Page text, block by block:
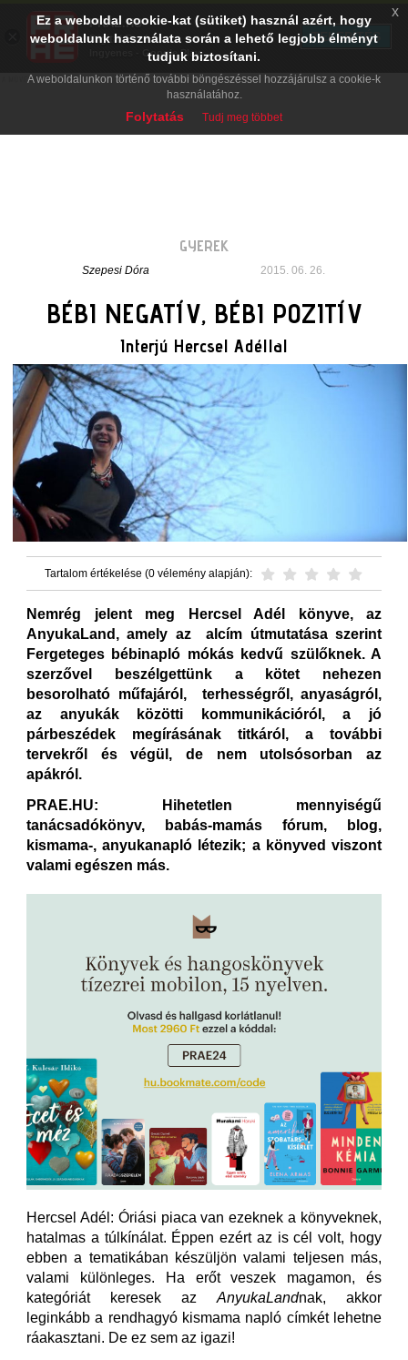
GYEREK
Szepesi Dóra 2015. 06. 26.
BÉBI NEGATÍV, BÉBI POZITÍV
Interjú Hercsel Adéllal
Tartalom értékelése (0 vélemény alapján):
Nemrég jelent meg Hercsel Adél könyve, az
AnyukaLand, amely az alcím útmutatása szerint
Fergeteges bébinapló mókás kedvű szülőknek. A
szerzővel beszélgettünk a kötet nehezen
besorolható műfajáról, terhességről, anyaságról,
az anyukák közötti kommunikációról, a jó
párbeszédek megírásának titkáról, a további
tervekről és végül, de nem utolsósorban az
apákról.
PRAE.HU: Hihetetlen mennyiségű
tanácsadókönyv, babás-mamás fórum, blog,
kismama-, anyukanapló létezik; a könyved viszont
valami egészen más.
Hercsel Adél: Óriási piaca van ezeknek a könyveknek,
hatalmas a túlkínálat. Éppen ezért az is cél volt, hogy
ebben a tematikában készüljön valami teljesen más,
valami különleges. Ha erőt veszek magamon, és
kategóriát keresek az AnyukaLandnak, akkor
leginkább a rendhagyó kismama napló címkét lehetne
ráakasztani. De ez sem az igazi!
Ez a weboldal cookie-kat (sütiket) használ azért, hogy
weboldalunk használata során a lehető legjobb élményt
tudjuk biztosítani.
A weboldalunkon történő további böngészéssel hozzájárulsz a cookie-k
használatához.
Folytatás Tudj meg többet
x
PRAE.HU
Digital Evolution
Ingyenes - Google Play
TELEPÍTÉS